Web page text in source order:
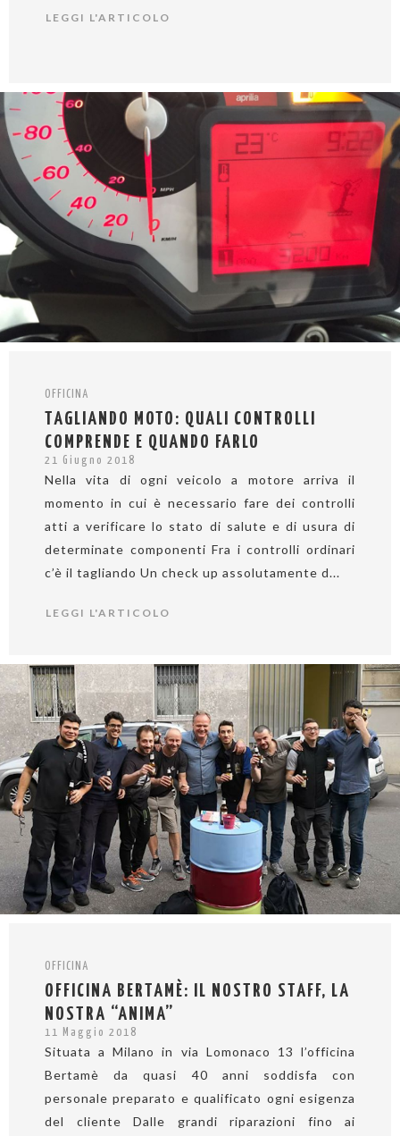
LEGGI L'ARTICOLO
OFFICINA
TAGLIANDO MOTO: QUALI CONTROLLI
COMPRENDE E QUANDO FARLO
21 Giugno 2018
Nella vita di ogni veicolo a motore arriva il
momento in cui è necessario fare dei controlli
atti a verificare lo stato di salute e di usura di
determinate componenti Fra i controlli ordinari
c’è il tagliando Un check up assolutamente d...
LEGGI L'ARTICOLO
OFFICINA
OFFICINA BERTAMÈ: IL NOSTRO STAFF, LA
NOSTRA “ANIMA”
11 Maggio 2018
Situata a Milano in via Lomonaco 13 l’officina
Bertamè da quasi 40 anni soddisfa con
personale preparato e qualificato ogni esigenza
del cliente Dalle grandi riparazioni fino ai